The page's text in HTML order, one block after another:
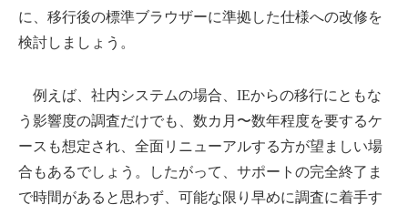
に、移行後の標準ブラウザーに準拠した仕様への改修を
検討しましょう。
例えば、社内システムの場合、IEからの移行にともな
う影響度の調査だけでも、数カ月〜数年程度を要するケ
ースも想定され、全面リニューアルする方が望ましい場
合もあるでしょう。したがって、サポートの完全終了ま
で時間があると思わず、可能な限り早めに調査に着手す